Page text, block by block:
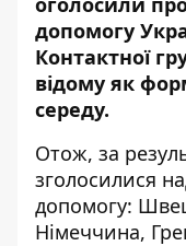
допомогу
Контактної
відому як
середу.
Отож, за
зголосилися
допомогу:
Німеччина,